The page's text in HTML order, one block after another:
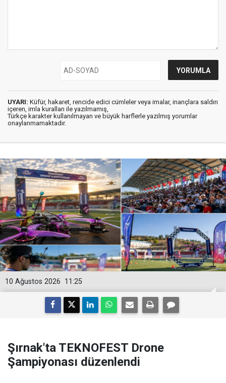
UYARI: Küfür, hakaret, rencide edici cümleler veya imalar, inançlara saldırı
içeren, imla kuralları ile yazılmamış,
Türkçe karakter kullanılmayan ve büyük harflerle yazılmış yorumlar
onaylanmamaktadır.
11:25
10 Ağustos 2026
Şırnak'ta TEKNOFEST Drone
Şampiyonası düzenlendi